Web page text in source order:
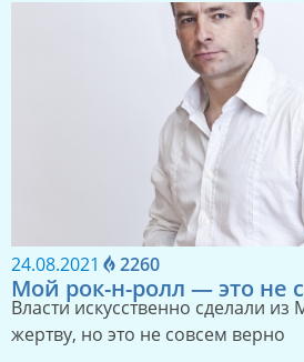
24.08.2021 2260
Мой рок-н-ролл — это не
Власти искусственно сделали
жертву, но это не совсем верно